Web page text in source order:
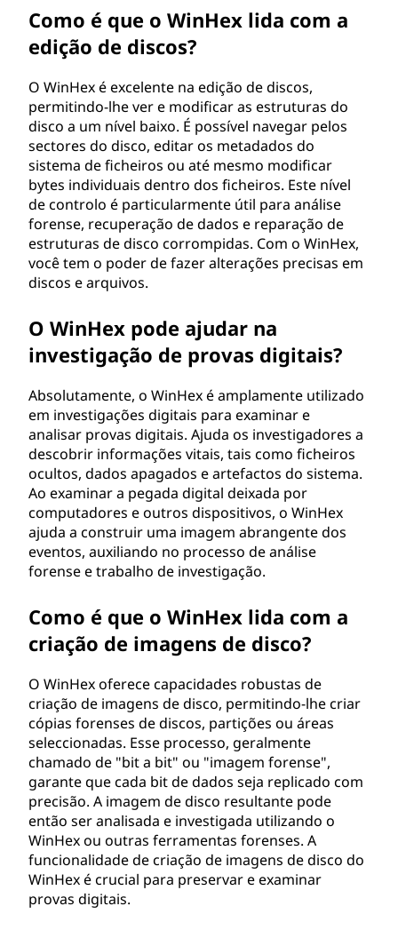
Como é que o WinHex lida com a
edição de discos?
O WinHex é excelente na edição de discos,
permitindo-lhe ver e modificar as estruturas do
disco a um nível baixo. É possível navegar pelos
sectores do disco, editar os metadados do
sistema de ficheiros ou até mesmo modificar
bytes individuais dentro dos ficheiros. Este nível
de controlo é particularmente útil para análise
forense, recuperação de dados e reparação de
estruturas de disco corrompidas. Com o WinHex,
você tem o poder de fazer alterações precisas em
discos e arquivos.
O WinHex pode ajudar na
investigação de provas digitais?
Absolutamente, o WinHex é amplamente utilizado
em investigações digitais para examinar e
analisar provas digitais. Ajuda os investigadores a
descobrir informações vitais, tais como ficheiros
ocultos, dados apagados e artefactos do sistema.
Ao examinar a pegada digital deixada por
computadores e outros dispositivos, o WinHex
ajuda a construir uma imagem abrangente dos
eventos, auxiliando no processo de análise
forense e trabalho de investigação.
Como é que o WinHex lida com a
criação de imagens de disco?
O WinHex oferece capacidades robustas de
criação de imagens de disco, permitindo-lhe criar
cópias forenses de discos, partições ou áreas
seleccionadas. Esse processo, geralmente
chamado de "bit a bit" ou "imagem forense",
garante que cada bit de dados seja replicado com
precisão. A imagem de disco resultante pode
então ser analisada e investigada utilizando o
WinHex ou outras ferramentas forenses. A
funcionalidade de criação de imagens de disco do
WinHex é crucial para preservar e examinar
provas digitais.